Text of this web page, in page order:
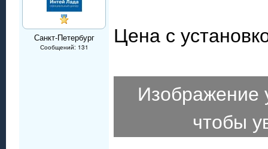
Санкт-Петербург
Сообщений: 131 Цена с
чтобы